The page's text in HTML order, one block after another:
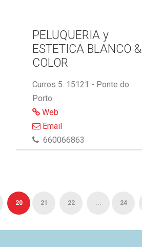
PELUQUERIA y
ESTETICA BLANCO &
COLOR
Curros 5. 15121 - Ponte do
Porto
Web
Email
660066863
20 21 22 ... 24